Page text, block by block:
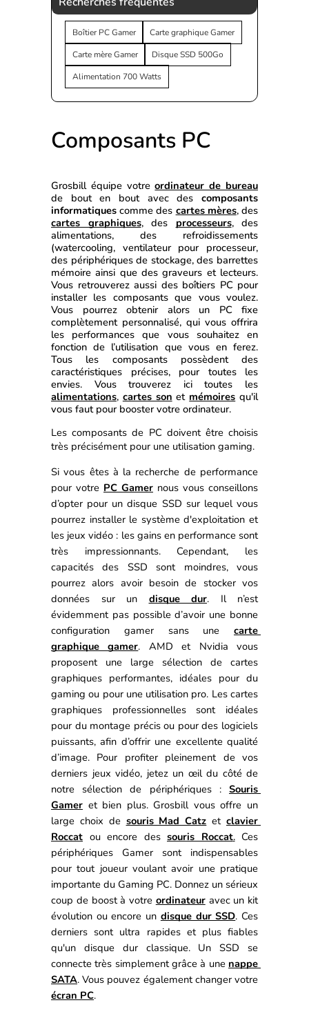
Boîtier PC Gamer
Carte graphique Gamer
Carte mère Gamer
Disque SSD 500Go
Alimentation 700 Watts
Composants PC
Grosbill équipe votre ordinateur de bureau
de bout en bout avec des composants
informatiques comme des cartes mères
cartes graphiques, des processeurs, des
alimentations, des refroidissements
(watercooling, ventilateur pour processeur,
des périphériques de stockage, des barrettes
mémoire ainsi que des graveurs et lecteurs.
Vous retrouverez aussi des boîtiers PC pour
installer les composants que vous voulez.
Vous pourrez obtenir alors un PC fixe
complètement personnalisé, qui vous offrira
les performances que vous souhaitez en
fonction de l’utilisation que vous en ferez.
Tous les composants possèdent des
caractéristiques précises, pour toutes les
alimentations, cartes son et mémoires qu'il
vous faut pour booster votre ordinateur.
Les composants de PC doivent être choisis
très précisément pour une utilisation gaming.
Si vous êtes à la recherche de performance
pour votre PC Gamer nous vous conseillons
d’opter pour un disque SSD sur lequel vous
pourrez installer le système d'exploitation et
les jeux vidéo : les gains en performance sont
très impressionnants. Cependant, les
capacités des SSD sont moindres, vous
pourrez alors avoir besoin de stocker vos
données sur un disque dur. Il n’est
évidemment pas possible d’avoir une bonne
configuration gamer sans une carte
graphique gamer. AMD et Nvidia vous
proposent une large sélection de cartes
graphiques performantes, idéales pour du
gaming ou pour une utilisation pro. Les cartes
graphiques professionnelles sont idéales
pour du montage précis ou pour des logiciels
puissants, afin d’offrir une excellente qualité
d’image. Pour profiter pleinement de vos
derniers jeux vidéo, jetez un œil du côté de
notre sélection de périphériques : Souris
Gamer et bien plus. Grosbill vous offre un
large choix de souris Mad Catz et clavier
Roccat ou encore des souris Roccat. Ces
périphériques Gamer sont indispensables
pour tout joueur voulant avoir une pratique
importante du Gaming PC. Donnez un sérieux
coup de boost à votre ordinateur avec un kit
évolution ou encore un disque dur SSD. Ces
derniers sont ultra rapides et plus fiables
qu'un disque dur classique. Un SSD se
connecte très simplement grâce à une nappe
SATA.
écran PC.